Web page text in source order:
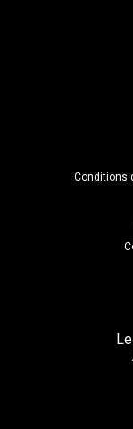
Conditions